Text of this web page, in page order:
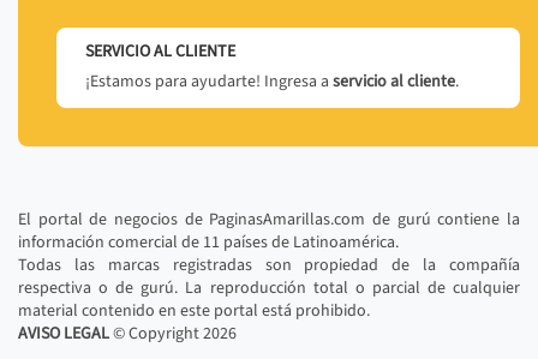
SERVICIO AL CLIENTE
¡Estamos para ayudarte! Ingresa a servicio al cliente.
El portal de negocios de PaginasAmarillas.com de gurú contiene la
información comercial de 11 países de Latinoamérica.
Todas las marcas registradas son propiedad de la compañía
respectiva o de gurú. La reproducción total o parcial de cualquier
material contenido en este portal está prohibido.
AVISO LEGAL© Copyright2026